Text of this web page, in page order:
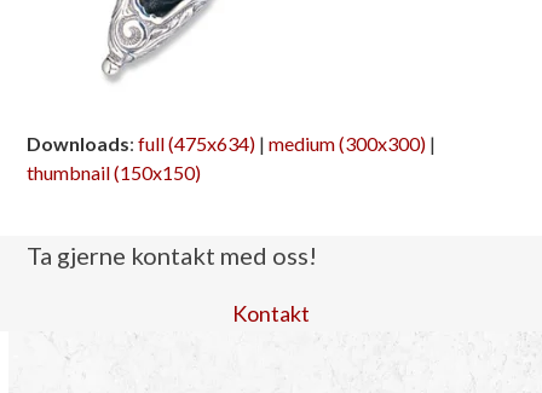
Downloads:full (475x634) |medium (300x300) |
thumbnail (150x150)
Ta gjerne kontakt med oss!
Kontakt